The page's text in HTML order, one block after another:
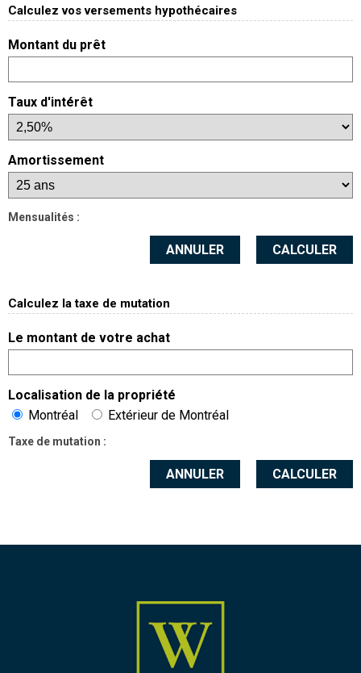
Calculez vos versements hypothécaires
Montant du prêt
Taux d'intérêt
Amortissement
Mensualités :
CALCULER
ANNULER
Calculez la taxe de mutation
Le montant de votre achat
Localisation de la propriété
Montréal
Extérieur de Montréal
Taxe de mutation :
CALCULER
ANNULER